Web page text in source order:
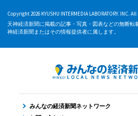
Copyright 2026 KYUSHU INTERMEDIA LABORATORY. INC.
天神経済新聞に掲載の記事・写真・図表などの無断転
神経済新聞またはその情報提供者に属します。
みんなの経済新聞ネットワーク